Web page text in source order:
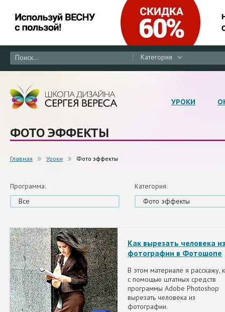
Категория
УРОКИ
ФОТО ЭФФЕКТЫ
Главная Уроки Фото эффекты
Программа:
Все
Категория:
Фото эффекты
Как вырезать человека из
фотографии в Фотошопе
В этом материале я расскажу,
с помощью штатных средств
программы Adobe Photoshop
вырезать человека из
фотографии.